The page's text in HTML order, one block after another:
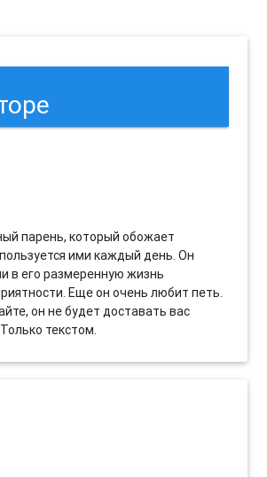
парень, который обожает
ими каждый день. Он
в его размеренную жизнь
Еще он очень любит петь.
он не будет доставать вас
текстом.